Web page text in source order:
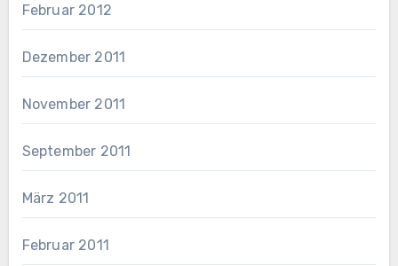
Februar 2012
Dezember 2011
November 2011
September 2011
März 2011
Februar 2011